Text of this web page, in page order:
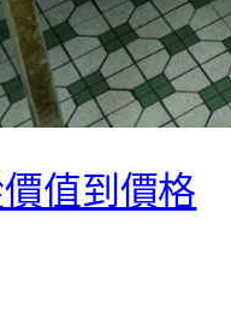
值到價格